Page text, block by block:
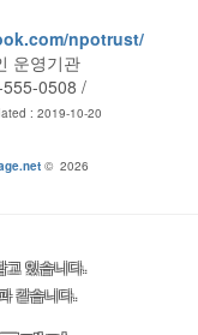
npotrust/
운영기관
0508 /
: 2019-10-20
© 2026
고 있습니다.
같습니다.